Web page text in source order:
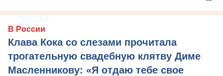
В России
Клава Кока со слезами прочитала
трогательную свадебную клятву Диме
Масленникову: «Я отдаю тебе свое